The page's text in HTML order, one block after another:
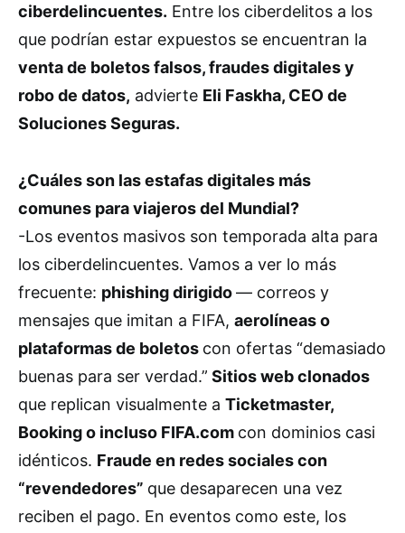
ciberdelincuentes. Entre los ciberdelitos a los
que podrían estar expuestos se encuentran la
venta de boletos falsos, fraudes digitales y
robo de datos, advierte Eli Faskha, CEO de
Soluciones Seguras.
¿Cuáles son las estafas digitales más
comunes para viajeros del Mundial?
-Los eventos masivos son temporada alta para
los ciberdelincuentes. Vamos a ver lo más
frecuente: phishing dirigido— correos y
mensajes que imitan a FIFA, aerolíneas o
plataformas de boletos con ofertas “demasiado
buenas para ser verdad.” Sitios web clonados
que replican visualmente a Ticketmaster,
Booking o incluso FIFA.com con dominios casi
idénticos. Fraude en redes sociales con
“revendedores” que desaparecen una vez
reciben el pago. En eventos como este, los